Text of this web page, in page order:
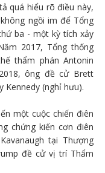
quá hiểu rõ điều này,
ngồi im để Tổng
ba - một kỳ tích xảy
2017, Tổng thống
thẩm phán Antonin
ông đề cử Brett
Kennedy (nghỉ hưu).
một cuộc chiến điên
chứng kiến cơn điên
tại Thượng
đề cử vị trí Thẩm